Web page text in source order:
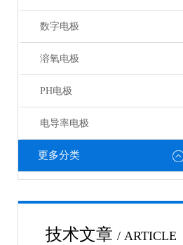
数字电极
溶氧电极
PH电极
电导率电极
更多分类
技术文章 / ARTICLE